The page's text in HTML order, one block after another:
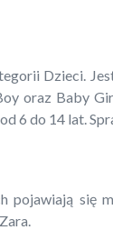
Dzieci.
oraz Baby
6 do 14 lat.
się